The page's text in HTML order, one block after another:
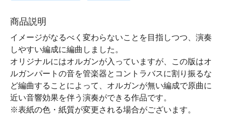
商品説明
イメージがなるべく変わらないことを目指しつつ、演奏
しやすい編成に編曲しました。
オリジナルにはオルガンが入っていますが、この版はオ
ルガンパートの音を管楽器とコントラバスに割り振るな
ど編曲することによって、オルガンが無い編成で原曲に
近い音響効果を伴う演奏ができる作品です。
※表紙の色・紙質が変更される場合がございます。